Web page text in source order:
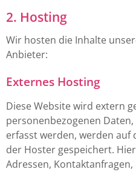
2. Hosting
Wir hosten die Inhalte
Anbieter:
Externes Hosting
Diese Website wird extern
personenbezogenen
erfasst werden, werden auf
der Hoster gespeichert.
Adressen, Kontaktanfragen,